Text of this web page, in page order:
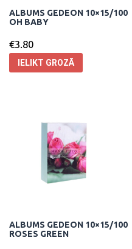
ALBUMS GEDEON 10×15/100
OH BABY
€3.80
IELIKT GROZĀ
ALBUMS GEDEON 10×15/100
ROSES GREEN